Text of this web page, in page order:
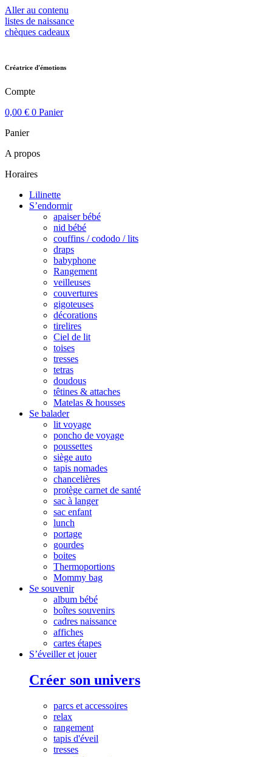
Aller au contenu
listes de naissance
chèques cadeaux
Créatrice d'émotions
Compte
0,00 € 0 Panier
Panier
A propos
Horaires
Lilinette
S’endormir
apaiser bébé
nid bébé
couffins / cododo / lits
draps
babyphone
Rangement
veilleuses
couvertures
gigoteuses
décorations
tirelires
Ciel de lit
toises
tresses
tetras
doudous
têtines & attaches
Matelas & housses
Se balader
lit voyage
poncho de voyage
poussettes
siège auto
tapis nomades
chancelières
protège carnet de santé
sac à langer
sac enfant
lunch
portage
gourdes
boites
Thermoportions
Mommy bag
Se souvenir
album bébé
boîtes souvenirs
cadres naissance
affiches
cartes étapes
S’éveiller et jouer
Créer son univers
parcs et accessoires
relax
rangement
tapis d'éveil
tresses